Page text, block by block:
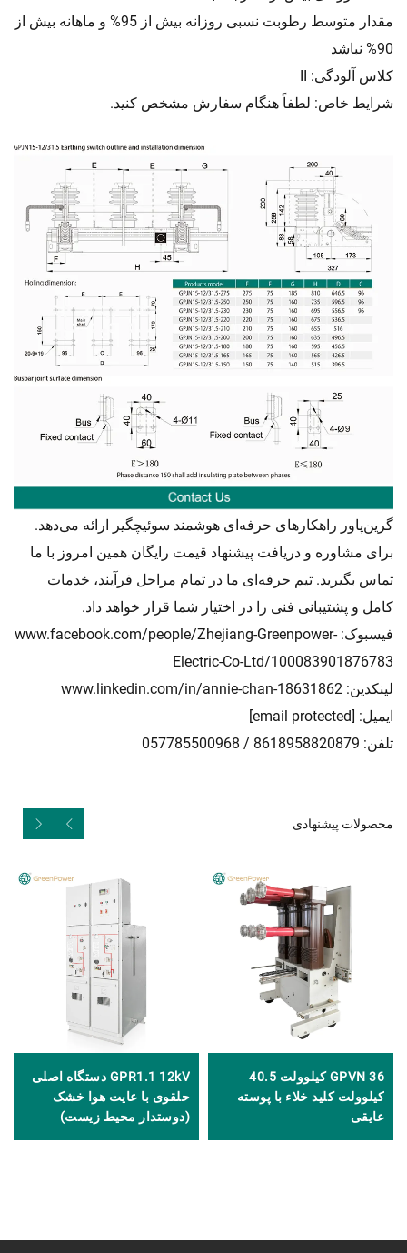
مقدار متوسط رطوبت نسبی روزانه بیش از 95% و ماهانه بیش از
90% نباشد
کلاس آلودگی: II
شرایط خاص: لطفاً هنگام سفارش مشخص کنید.
گرین‌پاور راهکارهای حرفه‌ای هوشمند سوئیچگیر ارائه می‌دهد.
برای مشاوره و دریافت پیشنهاد قیمت رایگان همین امروز با ما
تماس بگیرید. تیم حرفه‌ای ما در تمام مراحل فرآیند، خدمات
کامل و پشتیبانی فنی را در اختیار شما قرار خواهد داد.
فیسبوک:www.facebook.com/people/Zhejiang-Greenpower-
Electric-Co-Ltd/100083901876783
لینکدین: www.linkedin.com/in/annie-chan-18631862
ایمیل: [email protected]
تلفن: 8618958820879 / 057785500968
محصولات پیشنهادی
GPVN 36 کیلوولت 40.5
کیلوولت کلید خلاء با پوسته
عایقی
GPR1.1 12kV دستگاه اصلی
حلقوی با عایت هوا خشک
(دوستدار محیط زیست)